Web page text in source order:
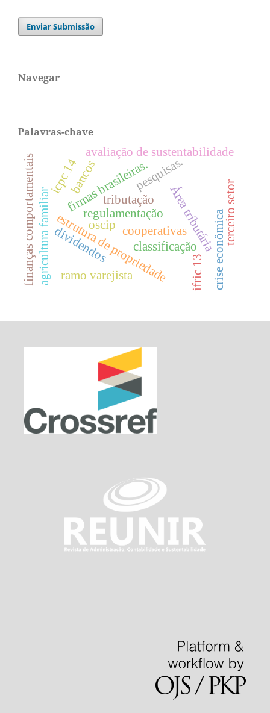
Enviar Submissão
Navegar
Palavras-chave
classificação
Área tributária
tributação
estrutura de propriedade
firmas brasileiras.
avaliação de sustentabilidade
agricultura familiar
bancos
crise econômica
regulamentação
pesquisas.
terceiro setor
oscip
ramo varejista ifric 13
icpc 14
cooperativas
dividendos
finanças comportamentais